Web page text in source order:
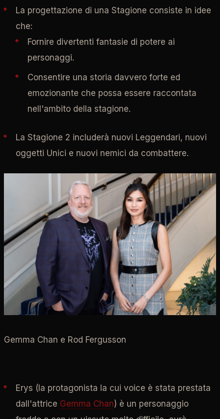
La progettazione di una Stagione consiste in idee
che:
Fornire divertenti fantasie di potere ai
personaggi.
Consentire una storia davvero forte ed
emozionante che possa essere raccontata
nell'ambito della stagione.
La Stagione 2 includerà nuovi Leggendari, nuovi
oggetti Unici e nuovi nemici da combattere.
Gemma Chan e Rod Fergusson
Erys (la protagonista la cui voice è stata prestata
dall'attrice Gemma Chan) è un personaggio